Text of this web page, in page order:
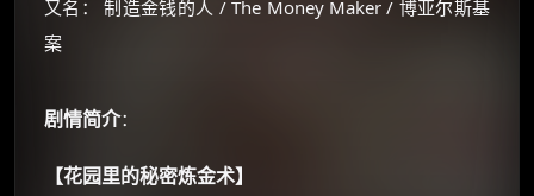
又名： 制造金钱的人 / The Money Maker / 博亚尔斯基
案
剧情简介：
【花园里的秘密炼金术】